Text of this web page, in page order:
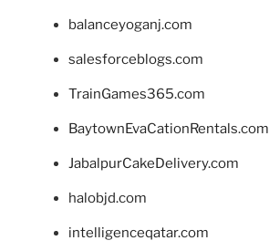
balanceyoganj.com
salesforceblogs.com
TrainGames365.com
BaytownEvaCationRentals.com
JabalpurCakeDelivery.com
halobjd.com
intelligenceqatar.com